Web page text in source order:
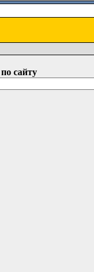
сайту